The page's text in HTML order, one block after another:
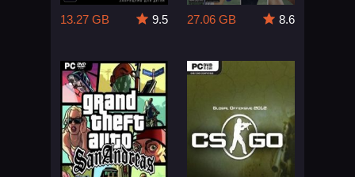
13.27 GB
9.5
27.06 GB
8.6